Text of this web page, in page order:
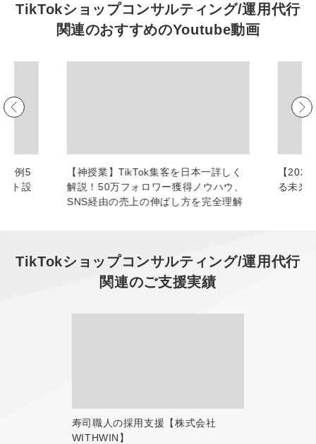
TikTokショップコンサルティング/運用代行
関連のおすすめのYoutube動画
事例5
ト設
【神授業】TikTok集客を日本一詳しく
解説！50万フォロワー獲得ノウハウ、
SNS経由の売上の伸ばし方を完全理解
【
る未来
TikTokショップコンサルティング/運用代行
関連のご支援実績
寿司職人の採用支援【株式会社
WITHWIN】